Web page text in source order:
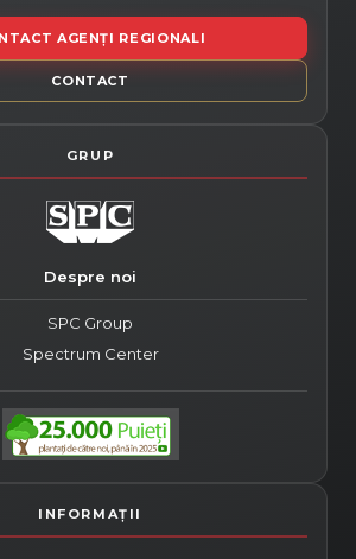
AGENȚI REGIONALI
CONTACT
Despre noi
SPC Group
Spectrum Center